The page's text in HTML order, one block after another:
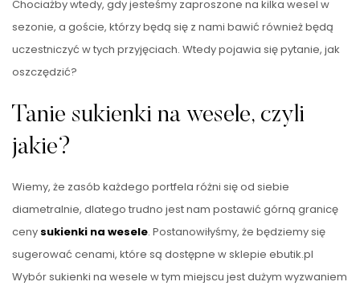
Chociażby wtedy, gdy jesteśmy zaproszone na kilka wesel w
sezonie, a goście, którzy będą się z nami bawić również będą
uczestniczyć w tych przyjęciach. Wtedy pojawia się pytanie, jak
oszczędzić?
Tanie sukienki na wesele, czyli
jakie?
Wiemy, że zasób każdego portfela różni się od siebie
diametralnie, dlatego trudno jest nam postawić górną granicę
ceny sukienki na wesele. Postanowiłyśmy, że będziemy się
sugerować cenami, które są dostępne w sklepie ebutik.pl
Wybór sukienki na wesele w tym miejscu jest dużym wyzwaniem